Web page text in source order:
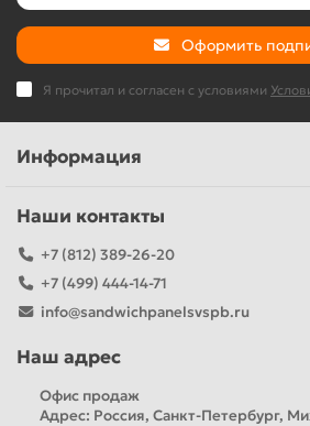
Оформить
Я прочитал и согласен с условиями
Информация
Наши контакты
+7 (812) 389-26-20
+7 (499) 444-14-71
info@sandwichpanelsvspb.ru
Наш адрес
Офис продаж
Адрес: Россия, Санкт-Петербург,